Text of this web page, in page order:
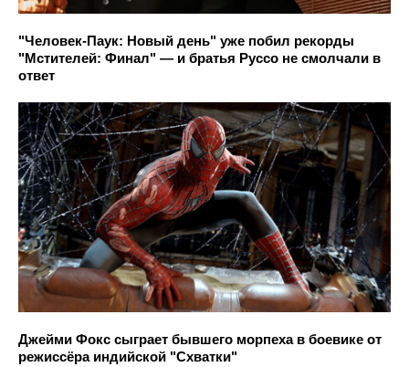
"Человек-Паук: Новый день" уже побил рекорды
"Мстителей: Финал" — и братья Руссо не смолчали в
ответ
Джейми Фокс сыграет бывшего морпеха в боевике от
режиссёра индийской "Схватки"